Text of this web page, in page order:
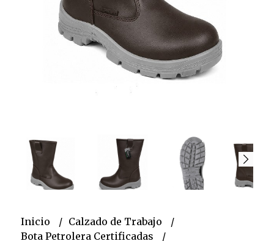
Inicio
Calzado de Trabajo
Bota Petrolera Certificadas